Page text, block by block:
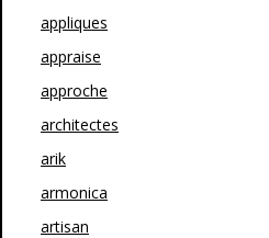
appliques
appraise
approche
architectes
arik
armonica
artisan